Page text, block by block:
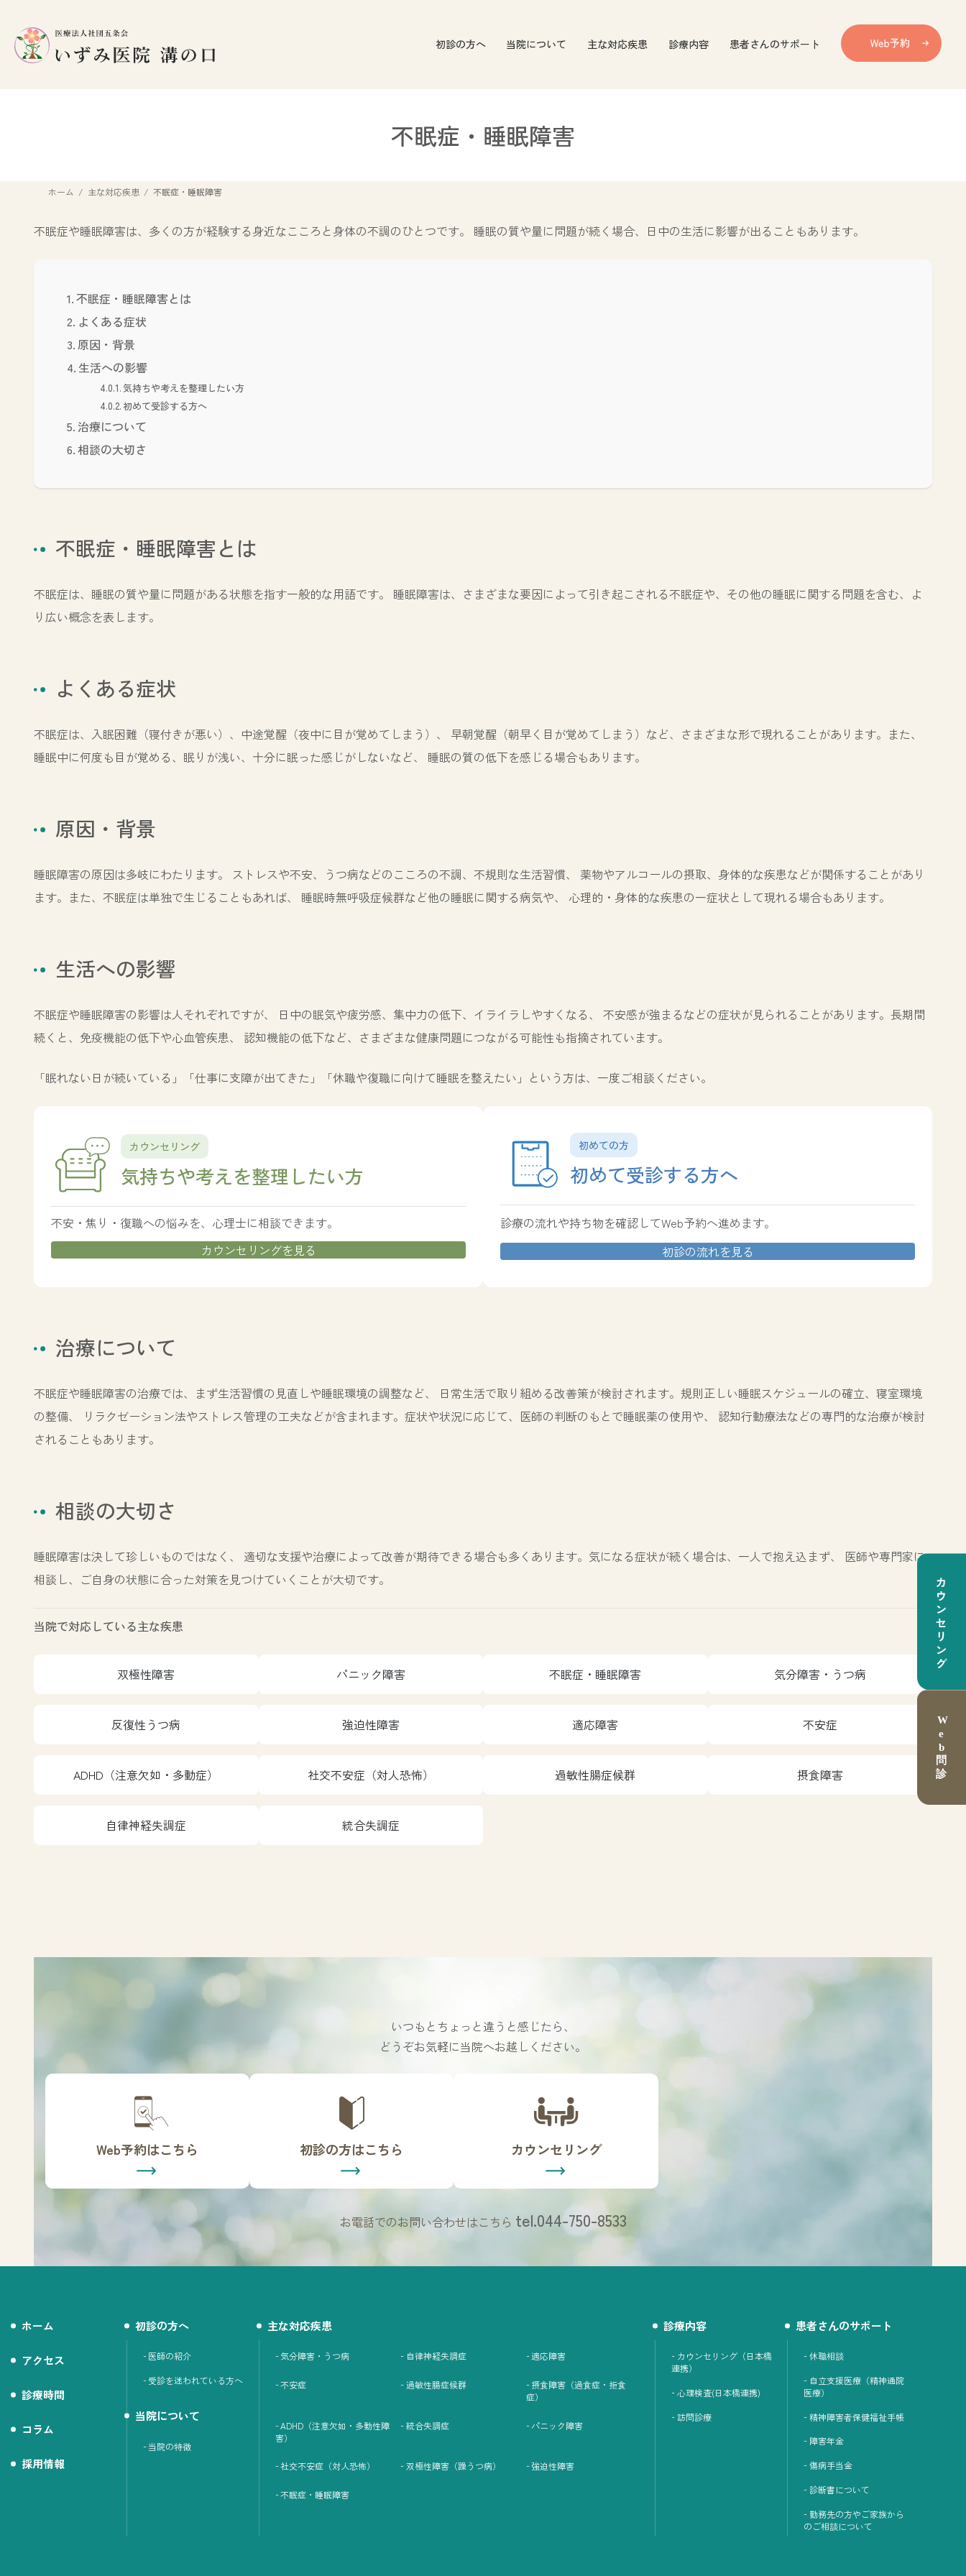
初診の方へ 当院について 主な対応疾患 診療内容 患者さんのサポート
不眠症・睡眠障害
ホーム 主な対応疾患 不眠症・睡眠障害
不眠症や睡眠障害は、多くの方が経験する身近なこころと身体の不調のひとつです。 睡眠の質や量に問題が続く場合、日中の生活に影響が出ることもあります。
不眠症・睡眠障害とは
よくある症状
原因・背景
生活への影響
気持ちや考えを整理したい方
初めて受診する方へ
治療について
相談の大切さ
不眠症・睡眠障害とは
不眠症は、睡眠の質や量に問題がある状態を指す一般的な用語です。 睡眠障害は、さまざまな要因によって引き起こされる不眠症や、その他の睡眠に関する問題を含む、よ
り広い概念を表します。
よくある症状
不眠症は、入眠困難（寝付きが悪い）、中途覚醒（夜中に目が覚めてしまう）、 早朝覚醒（朝早く目が覚めてしまう）など、さまざまな形で現れることがあります。また、
睡眠中に何度も目が覚める、眠りが浅い、十分に眠った感じがしないなど、 睡眠の質の低下を感じる場合もあります。
原因・背景
睡眠障害の原因は多岐にわたります。 ストレスや不安、うつ病などのこころの不調、不規則な生活習慣、 薬物やアルコールの摂取、身体的な疾患などが関係することがあり
ます。また、不眠症は単独で生じることもあれば、 睡眠時無呼吸症候群など他の睡眠に関する病気や、 心理的・身体的な疾患の一症状として現れる場合もあります。
生活への影響
不眠症や睡眠障害の影響は人それぞれですが、 日中の眠気や疲労感、集中力の低下、イライラしやすくなる、 不安感が強まるなどの症状が見られることがあります。長期間
続くと、免疫機能の低下や心血管疾患、 認知機能の低下など、さまざまな健康問題につながる可能性も指摘されています。
「眠れない日が続いている」「仕事に支障が出てきた」「休職や復職に向けて睡眠を整えたい」という方は、一度ご相談ください。
カウンセリング
気持ちや考えを整理したい方
不安・焦り・復職への悩みを、心理士に相談できます。
カウンセリングを見る
初めての方
初めて受診する方へ
診療の流れや持ち物を確認してWeb予約へ進めます。
初診の流れを見る
治療について
不眠症や睡眠障害の治療では、まず生活習慣の見直しや睡眠環境の調整など、 日常生活で取り組める改善策が検討されます。規則正しい睡眠スケジュールの確立、寝室環境
の整備、 リラクゼーション法やストレス管理の工夫などが含まれます。症状や状況に応じて、医師の判断のもとで睡眠薬の使用や、 認知行動療法などの専門的な治療が検討
されることもあります。
相談の大切さ
睡眠障害は決して珍しいものではなく、 適切な支援や治療によって改善が期待できる場合も多くあります。気になる症状が続く場合は、一人で抱え込まず、 医師や専門家に
相談し、ご自身の状態に合った対策を見つけていくことが大切です。
当院で対応している主な疾患
双極性障害 パニック障害 不眠症・睡眠障害 気分障害・うつ病
反復性うつ病 強迫性障害 適応障害 不安症
ADHD（注意欠如・多動症） 社交不安症（対人恐怖） 過敏性腸症候群 摂食障害
自律神経失調症 統合失調症
いつもとちょっと違うと感じたら、
どうぞお気軽に当院へお越しください。
Web予約はこちら
カ
初診の方はこちら
カ
カウンセリング
お電話でのお問い合わせはこちら tel.044-750-8533
ホーム
アクセス
診療時間
コラム
採用情報
初診の方へ
医師の紹介
受診を迷われている方へ
当院について
当院の特徴
主な対応疾患
気分障害・うつ病 自律神経失調症 適応障害
不安症 過敏性腸症候群
摂食障害（過食症・拒食
症）
ADHD（注意欠如・多動性障
害）
統合失調症 パニック障害
社交不安症（対人恐怖） 双極性障害（躁うつ病） 強迫性障害
不眠症・睡眠障害
診療内容
カウンセリング（日本橋
連携）
心理検査(日本橋連携)
訪問診療
患者さんのサポート
休職相談
自立支援医療（精神通院
医療）
精神障害者保健福祉手帳
障害年金
傷病手当金
診断書について
勤務先の方やご家族から
のご相談について